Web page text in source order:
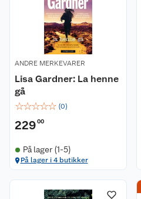
ANDRE MERKEVARER
Lisa Gardner: La henne
gå
☆☆☆☆☆ (0)
22900
På lager (1-5)
På lager i 4 butikker